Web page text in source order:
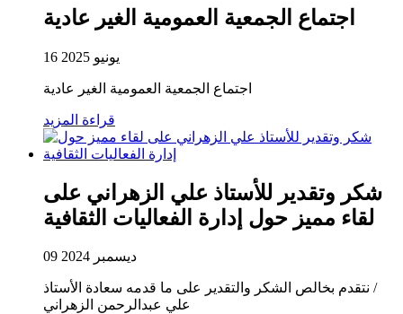
اجتماع الجمعية العمومية الغير عادية
16 يونيو 2025
اجتماع الجمعية العمومية الغير عادية
قراءة المزيد
شكر وتقدير للأستاذ علي الزهراني على
لقاء مميز حول إدارة الفعاليات الثقافية
09 ديسمبر 2024
نتقدم بخالص الشكر والتقدير على ما قدمه سعادة الأستاذ /⁨
علي عبدالرحمن الزهراني